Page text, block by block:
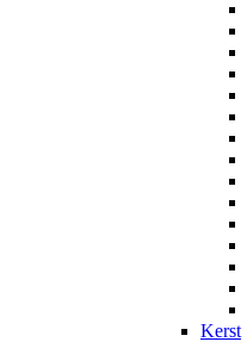
Kerst